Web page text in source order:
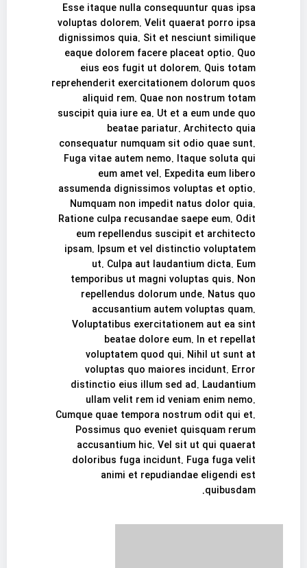
Esse itaque nulla consequuntur quas ipsa
voluptas dolorem. Velit quaerat porro ipsa
dignissimos quia. Sit et nesciunt similique
eaque dolorem facere placeat optio. Quo
eius eos fugit ut dolorem. Quis totam
reprehenderit exercitationem dolorum quos
aliquid rem. Quae non nostrum totam
suscipit quia iure ea. Ut et a eum unde quo
beatae pariatur. Architecto quia
consequatur numquam sit odio quae sunt.
Fuga vitae autem nemo. Itaque soluta qui
eum amet vel. Expedita eum libero
assumenda dignissimos voluptas et optio.
Numquam non impedit natus dolor quia.
Ratione culpa recusandae saepe eum. Odit
eum repellendus suscipit et architecto
ipsam. Ipsum et vel distinctio voluptatem
ut. Culpa aut laudantium dicta. Eum
temporibus ut magni voluptas quis. Non
repellendus dolorum unde. Natus quo
accusantium autem voluptas quam.
Voluptatibus exercitationem aut ea sint
beatae dolore eum. In et repellat
voluptatem quod qui. Nihil ut sunt at
voluptas quo maiores incidunt. Error
distinctio eius illum sed ad. Laudantium
ullam velit rem id veniam enim nemo.
Cumque quae tempora nostrum odit qui et.
Possimus quo eveniet quisquam rerum
accusantium hic. Vel sit ut qui quaerat
doloribus fuga incidunt. Fuga fuga velit
animi et repudiandae eligendi est
quibusdam.